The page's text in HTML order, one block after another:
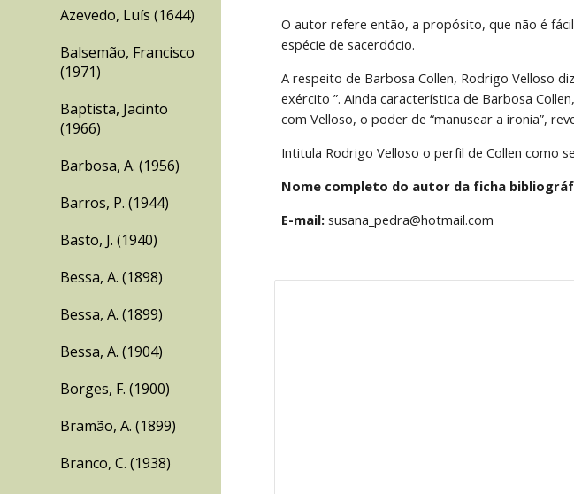
Azevedo, Luís (1644)
Balsemão, Francisco
(1971)
Baptista, Jacinto
(1966)
Barbosa, A. (1956)
Barros, P. (1944)
Basto, J. (1940)
Bessa, A. (1898)
Bessa, A. (1899)
Bessa, A. (1904)
Borges, F. (1900)
Bramão, A. (1899)
Branco, C. (1938)
O autor refere então, a propósito, que não é
espécie de sacerdócio.
A respeito de Barbosa Collen, Rodrigo Velloso
exército ”. Ainda característica de Barbosa
com Velloso, o poder de “manusear a ironia”,
Intitula Rodrigo Velloso o perfil de Collen como
Nome completo do autor da ficha
E-mail: susana_pedra@hotmail.com